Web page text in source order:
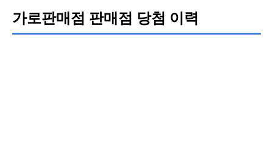
가로판매점 판매점 당첨 이력